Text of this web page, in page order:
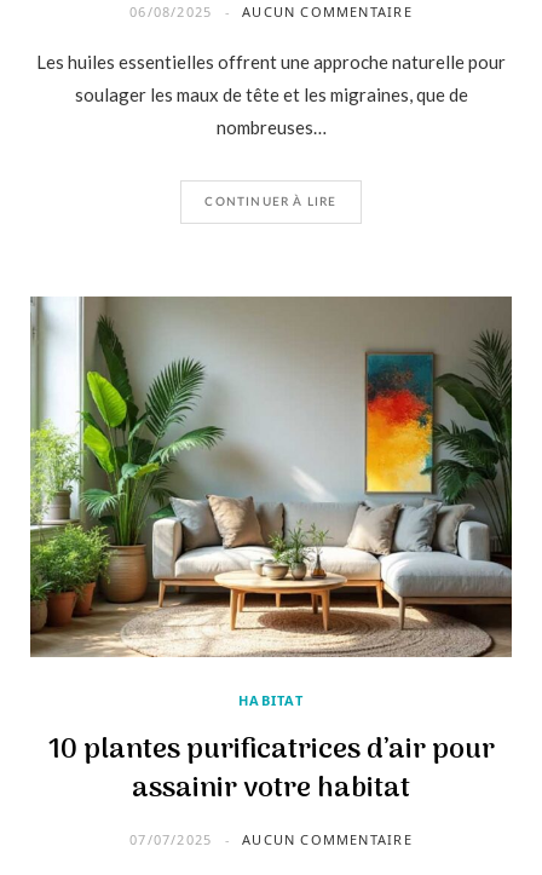
Prévenir l’apparition des rides
avec les huiles essentielles
4 façons naturelles de réduire la
fatigue
06/08/2025 AUCUN COMMENTAIRE
Les huiles essentielles offrent une approche naturelle pour
soulager les maux de tête et les migraines, que de
nombreuses…
CONTINUER À LIRE
HABITAT
10 plantes purificatrices d’air pour
assainir votre habitat
07/07/2025 AUCUN COMMENTAIRE